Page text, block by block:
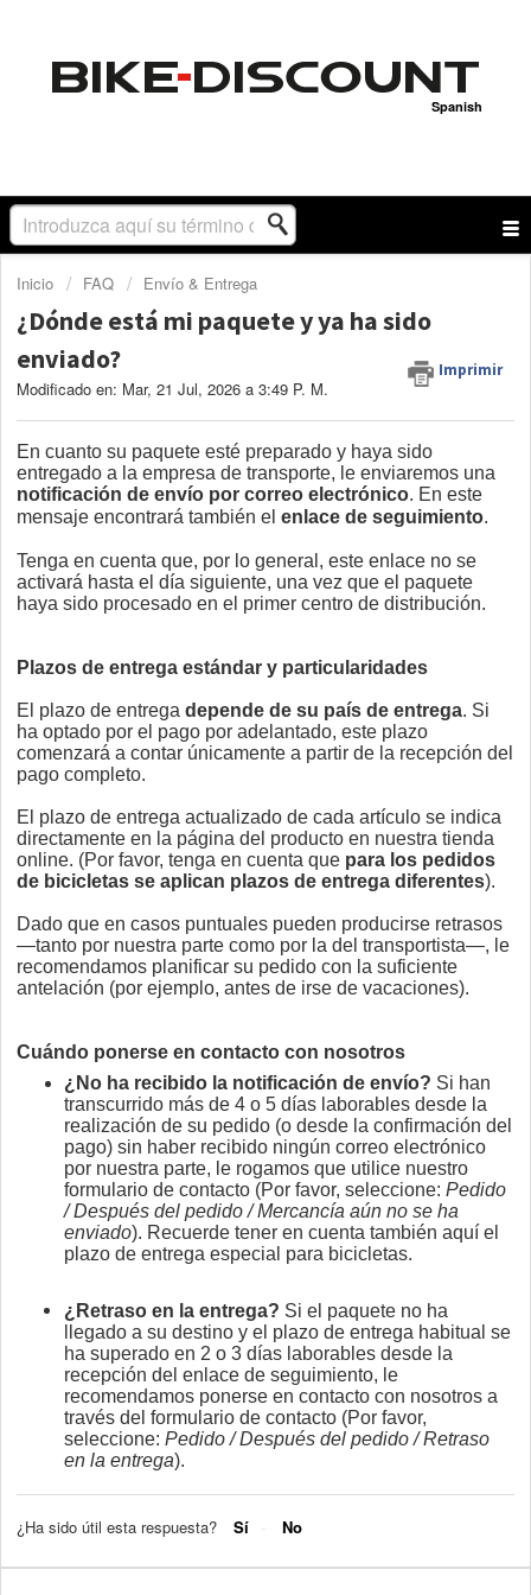
Spanish
Inicio FAQ Envío & Entrega
¿Dónde está mi paquete y ya ha sido
enviado?
Imprimir
Modificado en: Mar, 21 Jul, 2026 a 3:49 P. M.
En cuanto su paquete esté preparado y haya sido
entregado a la empresa de transporte, le enviaremos una
notificación de envío por correo electrónico. En este
mensaje encontrará también el enlace de seguimiento.
Tenga en cuenta que, por lo general, este enlace no se
activará hasta el día siguiente, una vez que el paquete
haya sido procesado en el primer centro de distribución.
Plazos de entrega estándar y particularidades
El plazo de entrega depende de su país de entrega. Si
ha optado por el pago por adelantado, este plazo
comenzará a contar únicamente a partir de la recepción del
pago completo.
El plazo de entrega actualizado de cada artículo se indica
directamente en la página del producto en nuestra tienda
online. (Por favor, tenga en cuenta que para los pedidos
de bicicletas se aplican plazos de entrega diferentes).
Dado que en casos puntuales pueden producirse retrasos
—tanto por nuestra parte como por la del transportista—, le
recomendamos planificar su pedido con la suficiente
antelación (por ejemplo, antes de irse de vacaciones).
Cuándo ponerse en contacto con nosotros
¿No ha recibido la notificación de envío? Si han
transcurrido más de 4 o 5 días laborables desde la
realización de su pedido (o desde la confirmación del
pago) sin haber recibido ningún correo electrónico
por nuestra parte, le rogamos que utilice nuestro
formulario de contacto (Por favor, seleccione: Pedido
/ Después del pedido / Mercancía aún no se ha
enviado). Recuerde tener en cuenta también aquí el
plazo de entrega especial para bicicletas.
¿Retraso en la entrega? Si el paquete no ha
llegado a su destino y el plazo de entrega habitual se
ha superado en 2 o 3 días laborables desde la
recepción del enlace de seguimiento, le
recomendamos ponerse en contacto con nosotros a
través del formulario de contacto (Por favor,
seleccione: Pedido / Después del pedido / Retraso
en la entrega).
¿Ha sido útil esta respuesta? Sí No